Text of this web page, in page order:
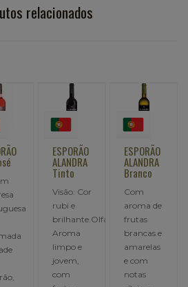
relacionados
ESPORÃO
ALANDRA
Tinto
Visão: Cor
rubi e
brilhante.Olfato:
Aroma
limpo e
jovem,
com
ESPORÃO
ALANDRA
Branco
Com
aroma de
frutas
brancas e
amarelas
e com
notas